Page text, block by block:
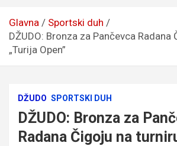
Glavna
Sportski duh
DŽUDO: Bronza za Pančevca Radana
„Turija Open”
DŽUDO SPORTSKI DUH
DŽUDO: Bronza za
Radana Čigoju na